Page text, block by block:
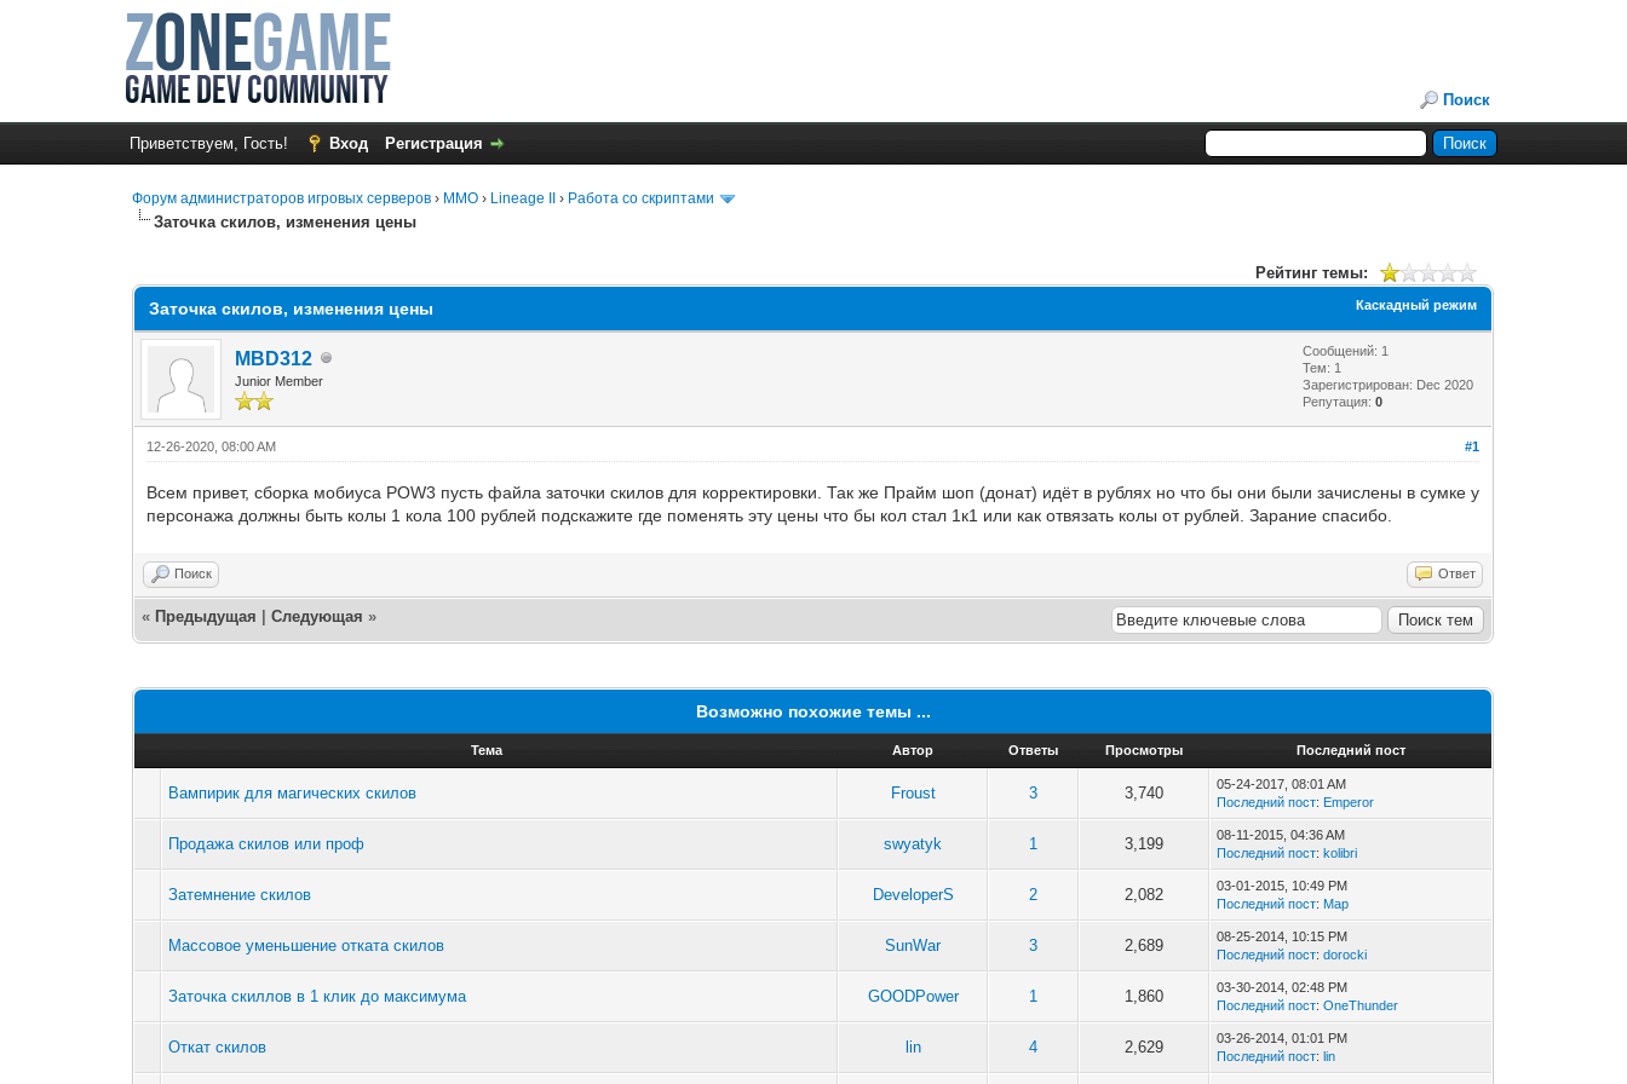
Поиск
Приветствуем, Гость! Вход Регистрация
Форум администраторов игровых серверов › MMO › Lineage II › Работа со скриптами
Заточка скилов, изменения цены
Рейтинг темы:
Каскадный режим
Заточка скилов, изменения цены
MBD312
Junior Member
Сообщений: 1
Тем: 1
Зарегистрирован: Dec 2020
Репутация:0
#1
12-26-2020, 08:00 AM
Всем привет, сборка мобиуса POW3 пусть файла заточки скилов для корректировки. Так же Прайм шоп (донат) идёт в рублях но что бы они были зачислены в сумке у
персонажа должны быть колы 1 кола 100 рублей подскажите где поменять эту цены что бы кол стал 1к1 или как отвязать колы от рублей. Зарание спасибо.
Поиск Ответ
« Предыдущая |Следующая»
Возможно похожие темы ...
Тема Автор Ответы Просмотры Последний пост
Вампирик для магических скилов Froust 3 3,740
05-24-2017, 08:01 AM
Последний пост: Emperor
Продажа скилов или проф swyatyk 1 3,199
08-11-2015, 04:36 AM
Последний пост:kolibri
Затемнение скилов DeveloperS 2 2,082
03-01-2015, 10:49 PM
Последний пост: Map
Массовое уменьшение отката скилов SunWar 3 2,689
08-25-2014, 10:15 PM
Последний пост:dorocki
Заточка скиллов в 1 клик до максимума GOODPower 1 1,860
03-30-2014, 02:48 PM
Последний пост:OneThunder
Откат скилов lin 4 2,629
03-26-2014, 01:01 PM
Последний пост:lin